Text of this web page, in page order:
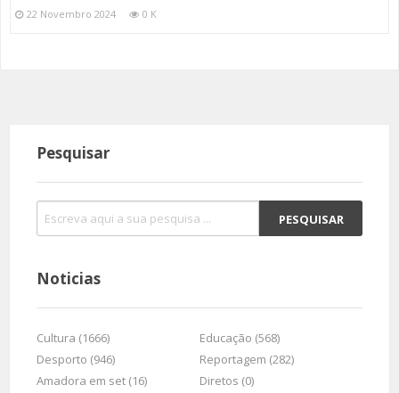
22 Novembro 2024 0 K
Pesquisar
Noticias
Cultura (1666)
Educação (568)
Desporto (946)
Reportagem (282)
Amadora em set (16)
Diretos (0)